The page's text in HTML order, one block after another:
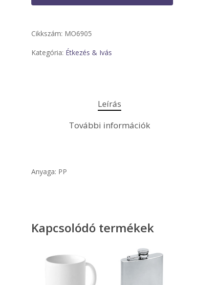
Cikkszám: MO6905
Kategória: Étkezés & Ivás
Leírás
További információk
Anyaga: PP
Kapcsolódó termékek